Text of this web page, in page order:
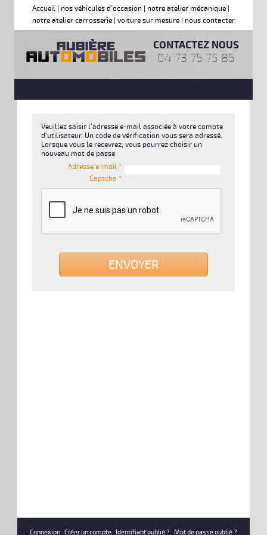
Accueil nos véhicules d'occasion notre atelier mécanique
notre atelier carrosserie voiture sur mesure nous contacter
CONTACTEZ NOUS
04 73 75 75 85
Veuillez saisir l'adresse e-mail associée à votre compte
d'utilisateur. Un code de vérification vous sera adressé.
Lorsque vous le recevrez, vous pourrez choisir un
nouveau mot de passe
Adresse e-mail *
Captcha *
ENVOYER
Connexion Créer un compte Identifiant oublié ? Mot de passe oublié ?